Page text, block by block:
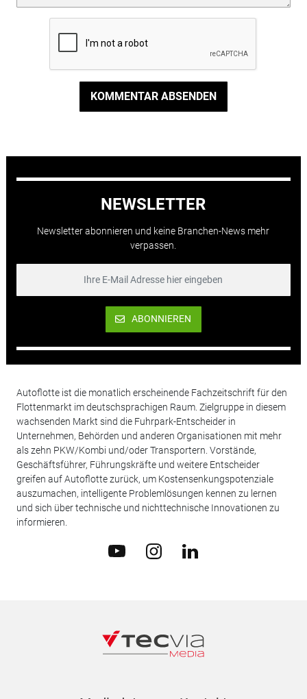
KOMMENTAR ABSENDEN
NEWSLETTER
Newsletter abonnieren und keine Branchen-News mehr
verpassen.
ABONNIEREN
Autoflotte ist die monatlich erscheinende Fachzeitschrift für den
Flottenmarkt im deutschsprachigen Raum. Zielgruppe in diesem
wachsenden Markt sind die Fuhrpark-Entscheider in
Unternehmen, Behörden und anderen Organisationen mit mehr
als zehn PKW/Kombi und/oder Transportern. Vorstände,
Geschäftsführer, Führungskräfte und weitere Entscheider
greifen auf Autoflotte zurück, um Kostensenkungspotenziale
auszumachen, intelligente Problemlösungen kennen zu lernen
und sich über technische und nichttechnische Innovationen zu
informieren.